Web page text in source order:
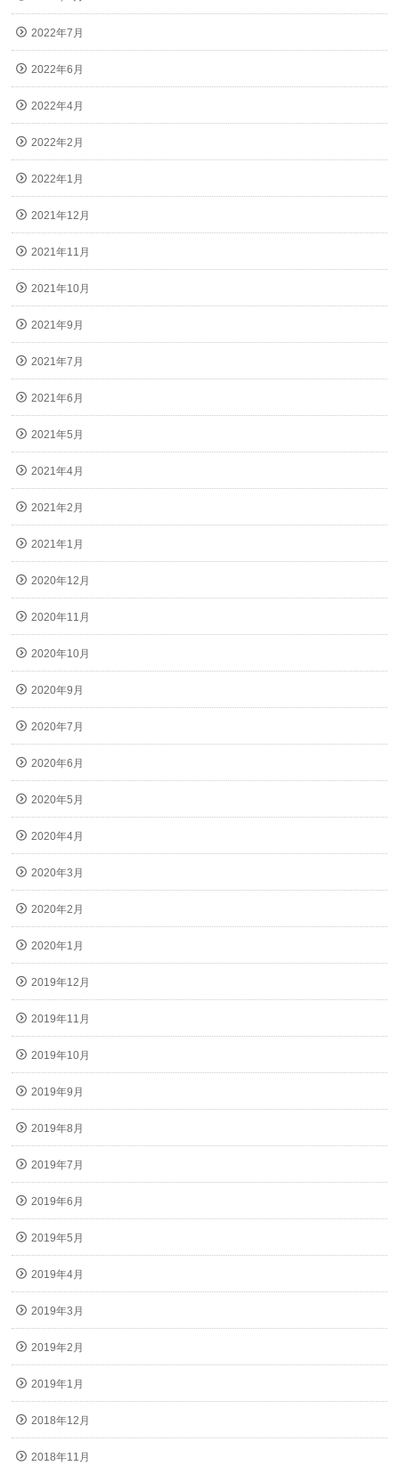
2022年7月
2022年6月
2022年4月
2022年2月
2022年1月
2021年12月
2021年11月
2021年10月
2021年9月
2021年7月
2021年6月
2021年5月
2021年4月
2021年2月
2021年1月
2020年12月
2020年11月
2020年10月
2020年9月
2020年7月
2020年6月
2020年5月
2020年4月
2020年3月
2020年2月
2020年1月
2019年12月
2019年11月
2019年10月
2019年9月
2019年8月
2019年7月
2019年6月
2019年5月
2019年4月
2019年3月
2019年2月
2019年1月
2018年12月
2018年11月